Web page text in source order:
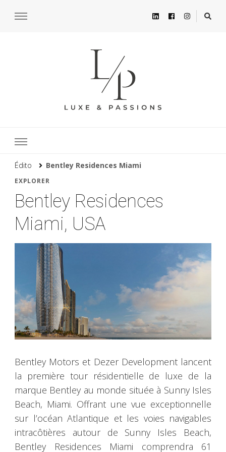
Édito Bentley Residences Miami
EXPLORER
Bentley Residences
Miami, USA
Bentley Motors et Dezer Development lancent
la première tour résidentielle de luxe de la
marque Bentley au monde située à Sunny Isles
Beach, Miami. Offrant une vue exceptionnelle
sur l’océan Atlantique et les voies navigables
intracôtières autour de Sunny Isles Beach,
Bentley Residences Miami comprendra 61